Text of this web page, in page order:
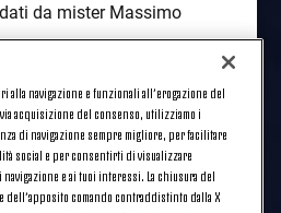
da mister Massimo
CLAUDIO CHIELLINI
i complimenti ai ragazzi,
quanto fatto in questa
navigazione e funzionali all’erogazione del
acquisizione del consenso, utilizziamo i
di navigazione sempre migliore, per facilitare
social e per consentirti di visualizzare
e ai tuoi interessi. La chiusura del
comando contraddistinto dalla X